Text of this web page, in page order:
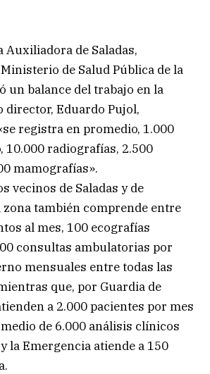
de Saladas,
de Salud Pública de la
un balance del trabajo en la
Eduardo Pujol,
registra en promedio, 1.000
10.000 radiografías, 2.500
mamografías».
vecinos de Saladas y de
zona también comprende entre
al mes, 100 ecografías
consultas ambulatorias por
mensuales entre todas las
que, por Guardia de
a 2.000 pacientes por mes
de 6.000 análisis clínicos
la Emergencia atiende a 150